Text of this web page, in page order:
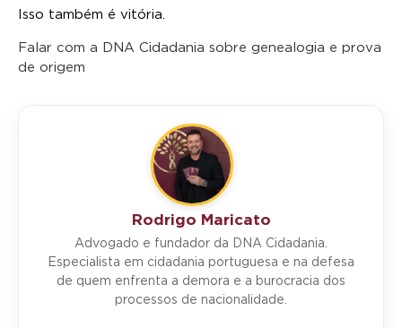
Isso também é vitória.
Falar com a DNA Cidadania sobre genealogia e prova
de origem
Rodrigo Maricato
Advogado e fundador da DNA Cidadania.
Especialista em cidadania portuguesa e na defesa
de quem enfrenta a demora e a burocracia dos
processos de nacionalidade.